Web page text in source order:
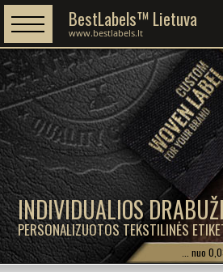
INDIVIDUALIOS
PERSONALIZUOTOS TEKSTILINĖS
BestLabels™ Lietuva
www.bestlabels.lt
... nuo